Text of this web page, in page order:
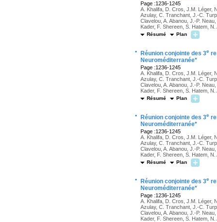
Page :1236-1245
A. Khalifa, D. Cros, J.M. Léger,
Azulay, C. Tranchant, J.-C.
Clavelou, A. Abanou, J.-P.
Kader, F. Shereen, S. Hatem,
Résumé Plan
· Réunion conjointe des 3e
Neuroméditerranée*
Page :1236-1245
A. Khalifa, D. Cros, J.M. Léger,
Azulay, C. Tranchant, J.-C.
Clavelou, A. Abanou, J.-P.
Kader, F. Shereen, S. Hatem,
Résumé Plan
· Réunion conjointe des 3e
Neuroméditerranée*
Page :1236-1245
A. Khalifa, D. Cros, J.M. Léger,
Azulay, C. Tranchant, J.-C.
Clavelou, A. Abanou, J.-P.
Kader, F. Shereen, S. Hatem,
Résumé Plan
· Réunion conjointe des 3e
Neuroméditerranée*
Page :1236-1245
A. Khalifa, D. Cros, J.M. Léger,
Azulay, C. Tranchant, J.-C.
Clavelou, A. Abanou, J.-P.
Kader, F. Shereen, S. Hatem,